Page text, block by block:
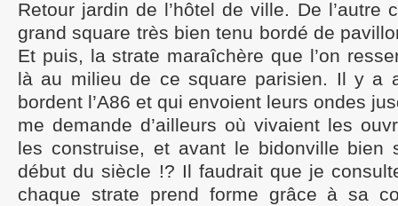
Retour jardin de l’hôtel de ville. De l’autre
grand square très bien tenu bordé de
Et puis, la strate maraîchère que l’on
là au milieu de ce square parisien. Il y a
bordent l’A86 et qui envoient leurs ondes
me demande d’ailleurs où vivaient les
les construise, et avant le bidonville bien
début du siècle !? Il faudrait que je
chaque strate prend forme grâce à sa